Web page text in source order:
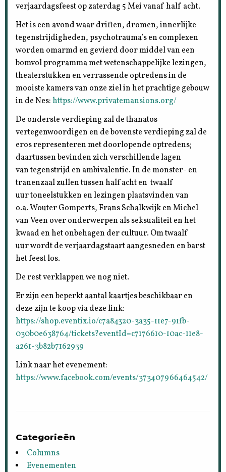
verjaardagsfeest op zaterdag 5 Mei vanaf half acht.
Het is een avond waar driften, dromen, innerlijke
tegenstrijdigheden, psychotrauma’s en complexen
worden omarmd en gevierd door middel van een
bomvol programma met wetenschappelijke lezingen,
theaterstukken en verrassende optredens in de
mooiste kamers van onze ziel in het prachtige gebouw
in de Nes:https://www.privatemansions.org/
De onderste verdieping zal de thanatos
vertegenwoordigen en de bovenste verdieping zal de
eros representeren met doorlopende optredens;
daartussen bevinden zich verschillende lagen
van tegenstrijd en ambivalentie. In de monster- en
tranenzaal zullen tussen half acht en twaalf
uur toneelstukken en lezingen plaatsvinden van
o.a. Wouter Gomperts, Frans Schalkwijk en Michel
van Veen over onderwerpen als seksualiteit en het
kwaad en het onbehagen der cultuur. Om twaalf
uur wordt de verjaardagstaart aangesneden en barst
het feest los.
De rest verklappen we nog niet.
Er zijn een beperkt aantal kaartjes beschikbaar en
deze zijn te koop via deze link:
https://shop.eventix.io/c7a84320-3a35-11e7-91fb-
030b0e638764/tickets?eventId=c7176610-10ac-11e8-
a261-3b82b7162939
Link naar het evenement:
https://www.facebook.com/events/373407966464542/
Categorieën
Columns
Evenementen